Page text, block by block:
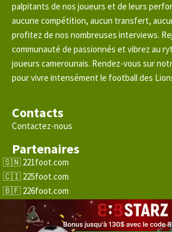
palpitants de nos joueurs et de leurs
aucune compétition, aucun transfert,
profitez de nos nombreuses interviews.
communauté de passionnés et vibrez au
joueurs camerounais. Rendez-vous sur
pour vivre intensément le football des
Contacts
Contactez-nous
Partenaires
221foot.com
225foot.com
226foot.com
228foot.com
229foot.com